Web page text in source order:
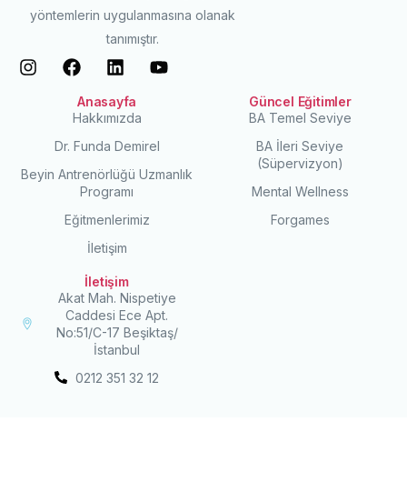
yöntemlerin uygulanmasına olanak
tanımıştır.
Anasayfa
Hakkımızda
Dr. Funda Demirel
Beyin Antrenörlüğü Uzmanlık
Programı
Eğitmenlerimiz
İletişim
Güncel Eğitimler
BA Temel Seviye
BA İleri Seviye
(Süpervizyon)
Mental Wellness
Forgames
İletişim
Akat Mah. Nispetiye
Caddesi Ece Apt.
No:51/C-17 Beşiktaş/
İstanbul
0212 351 32 12